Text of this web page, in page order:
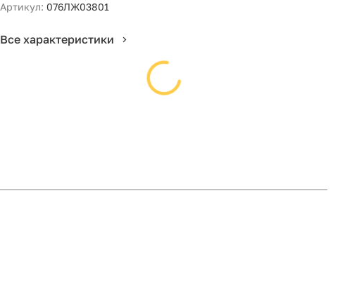
Артикул: 076ЛЖ03801
Все характеристики